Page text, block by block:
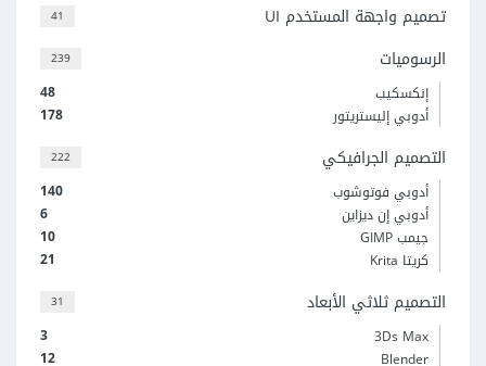
41 تصميم واجهة المستخدم UI
239 الرسوميات
48
إنكسكيب
178
أدوبي إليستريتور
222 التصميم الجرافيكي
140
أدوبي فوتوشوب
6
أدوبي إن ديزاين
10
جيمب GIMP
21
كريتا Krita
31 التصميم ثلاثي الأبعاد
3
3Ds Max
12
Blender